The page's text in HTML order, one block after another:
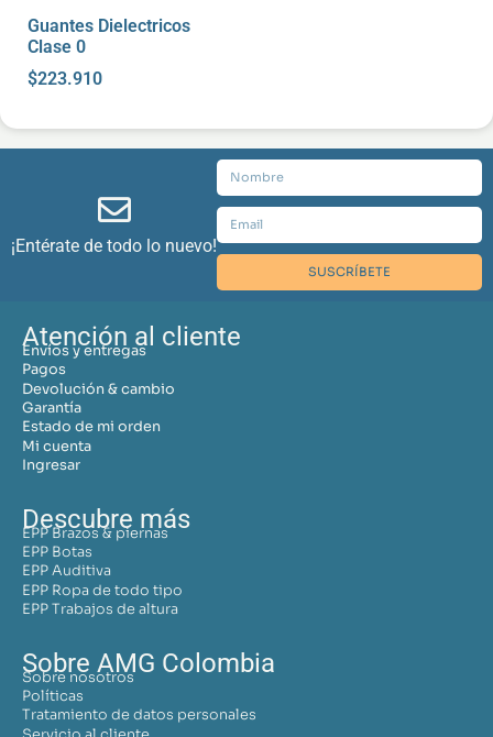
Guantes Dielectricos
Clase 0
$223.910
¡Entérate de todo lo nuevo!
SUSCRÍBETE
Atención al cliente
Envíos y entregas
Pagos
Devolución & cambio
Garantía
Estado de mi orden
Mi cuenta
Ingresar
Descubre más
EPP Brazos & piernas
EPP Botas
EPP Auditiva
EPP Ropa de todo tipo
EPP Trabajos de altura
Sobre AMG Colombia
Sobre nosotros
Políticas
Tratamiento de datos personales